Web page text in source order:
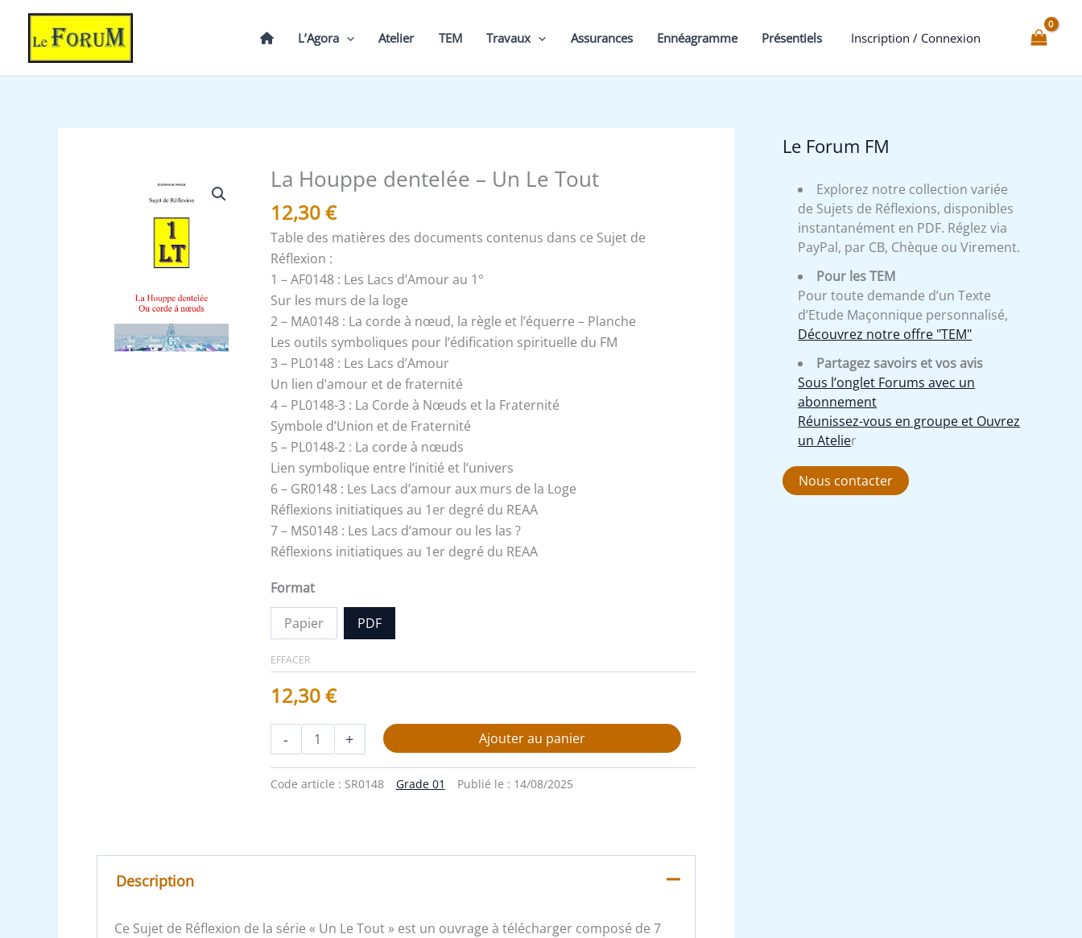
contenu
L’Agora Atelier TEM Travaux Assurances Ennéagramme Présentiels Inscription / Connexion
La Houppe dentelée – Un Le Tout
12,30€
Table des matières des documents contenus dans ce Sujet de
Réflexion :
1 – AF0148 : Les Lacs d’Amour au 1°
Sur les murs de la loge
2 – MA0148 : La corde à nœud, la règle et l’équerre – Planche
Les outils symboliques pour l’édification spirituelle du FM
3 – PL0148 : Les Lacs d’Amour
Un lien d’amour et de fraternité
4 – PL0148-3 : La Corde à Nœuds et la Fraternité
Symbole d’Union et de Fraternité
5 – PL0148-2 : La corde à nœuds
Lien symbolique entre l’initié et l’univers
6 – GR0148 : Les Lacs d’amour aux murs de la Loge
Réflexions initiatiques au 1er degré du REAA
7 – MS0148 : Les Lacs d’amour ou les las ?
Réflexions initiatiques au 1er degré du REAA
Format
Papier PDF
EFFACER
12,30€
-
quantité
La
Houppe
dentelée
-
Un
Le
Tout
+ Ajouter au panier
Code article : SR0148 Grade 01 Publié le : 14/08/2025
Description
Ce Sujet de Réflexion de la série « Un Le Tout » est un ouvrage à télécharger composé de 7
Le Forum FM
Explorez notre collection variée
de Sujets de Réflexions, disponibles
instantanément en PDF. Réglez via
PayPal, par CB, Chèque ou Virement.
Pour les TEM
Pour toute demande d’un Texte
d’Etude Maçonnique personnalisé,
Découvrez notre offre "TEM"
Partagez savoirs et vos avis
Sous l’onglet Forums avec un
abonnement
Réunissez-vous en groupe et Ouvrez
un Atelier
Nous contacter